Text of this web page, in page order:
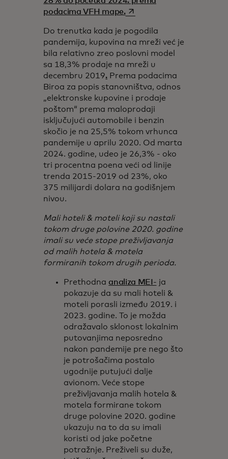
podacima VFH mape.opens in a new tab
Do trenutka kada je pogodila
pandemija, kupovina na mreži već je
bila relativno zreo poslovni model
sa 18,3% prodaje na mreži u
decembru 2019. Prema podacima
Biroa za popis stanovništva, odnos
„elektronske kupovine i prodaje
poštom“ prema maloprodaji
isključujući automobile i benzin
skočio je na 25,5% tokom vrhunca
pandemije u aprilu 2020. Od marta
2024. godine, udeo je 26,3% - oko
tri procentna poena veći od linije
trenda 2015-2019 od 23%, oko
375 milijardi dolara na godišnjem
nivou.
Mali hoteli & moteli koji su nastali
tokom druge polovine 2020. godine
imali su veće stope preživljavanja
od malih hotela & motela
formiranih tokom drugih perioda.
Prethodna analiza MEI- ja
pokazuje da su mali hoteli &
moteli porasli između 2019. i
2023. godine. To je možda
odražavalo sklonost lokalnim
putovanjima neposredno
nakon pandemije pre nego što
je potrošačima postalo
ugodnije putujući dalje
avionom. Veće stope
preživljavanja malih hotela &
motela formirane tokom
druge polovine 2020. godine
ukazuju na to da su imali
koristi od jake početne
potražnje. Preživeli su duže,